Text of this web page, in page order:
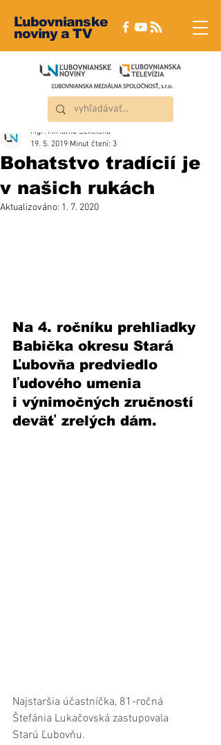
Ľubovnianske
noviny a TV
Bohatstvo tradícií je
v našich rukách
Mgr. Miriama Sekelská
19. 5. 2019 Minut čtení: 3
Aktualizováno: 1. 7. 2020
Na 4. ročníku prehliadky
Babička okresu Stará
Ľubovňa predviedlo
ľudového umenia
i výnimočných zručností
deväť zrelých dám.
Najstaršia účastníčka, 81-ročná
Štefánia Lukačovská zastupovala
Starú Ľubovňu.